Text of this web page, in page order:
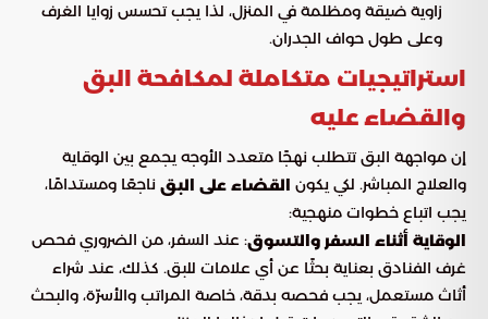
زاوية ضيقة ومظلمة في المنزل، لذا يجب تحسس زوايا الغرف
وعلى طول حواف الجدران.
استراتيجيات متكاملة لمكافحة البق
والقضاء عليه
إن مواجهة البق تتطلب نهجًا متعدد الأوجه يجمع بين الوقاية
والعلاج المباشر. لكي يكون القضاء على البق ناجعًا ومستدامًا،
يجب اتباع خطوات منهجية:
الوقاية أثناء السفر والتسوق: عند السفر، من الضروري فحص
غرف الفنادق بعناية بحثًا عن أي علامات للبق. كذلك، عند شراء
أثاث مستعمل، يجب فحصه بدقة، خاصة المراتب والأسرّة، والبحث